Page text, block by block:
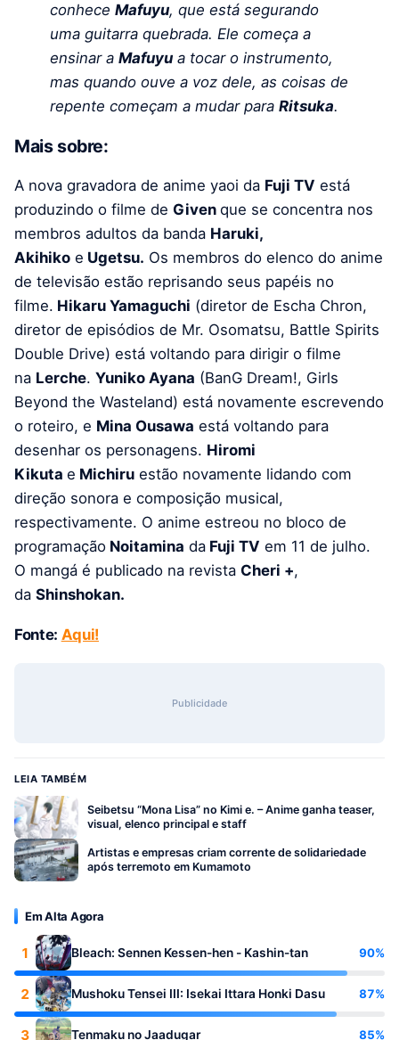
conhece Mafuyu, que está segurando
uma guitarra quebrada. Ele começa a
ensinar a Mafuyu a tocar o instrumento,
mas quando ouve a voz dele, as coisas de
repente começam a mudar para Ritsuka.
Mais sobre:
A nova gravadora de anime yaoi da Fuji TV está
produzindo o filme de Given que se concentra nos
membros adultos da banda Haruki,
Akihiko e Ugetsu. Os membros do elenco do anime
de televisão estão reprisando seus papéis no
filme. Hikaru Yamaguchi (diretor de Escha Chron,
diretor de episódios de Mr. Osomatsu, Battle Spirits
Double Drive) está voltando para dirigir o filme
na Lerche. Yuniko Ayana (BanG Dream!, Girls
Beyond the Wasteland) está novamente escrevendo
o roteiro, e Mina Ousawa está voltando para
desenhar os personagens. Hiromi
Kikuta e Michiru estão novamente lidando com
direção sonora e composição musical,
respectivamente. O anime estreou no bloco de
programação Noitamina da Fuji TV em 11 de julho.
O mangá é publicado na revista Cheri +,
da Shinshokan.
Fonte: Aqui!
Publicidade
LEIA TAMBÉM
Seibetsu “Mona Lisa” no Kimi e. – Anime ganha teaser,
visual, elenco principal e staff
Artistas e empresas criam corrente de solidariedade
após terremoto em Kumamoto
Em Alta Agora
1 Bleach: Sennen Kessen-hen - Kashin-tan 90%
2 Mushoku Tensei III: Isekai Ittara Honki Dasu 87%
3 Tenmaku no Jaadugar 85%